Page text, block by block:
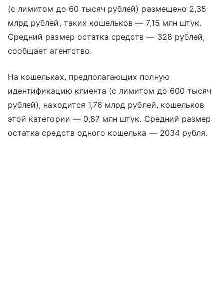
(с лимитом до 60 тысяч рублей) размещено 2,35
млрд рублей, таких кошельков — 7,15 млн штук.
Средний размер остатка средств — 328 рублей,
сообщает агентство.
На кошельках, предполагающих полную
идентификацию клиента (с лимитом до 600 тысяч
рублей), находится 1,76 млрд рублей, кошельков
этой категории — 0,87 млн штук. Средний размер
остатка средств одного кошелька — 2034 рубля.